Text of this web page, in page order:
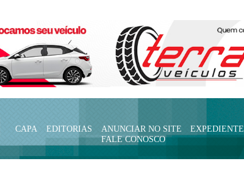
CAPA EDITORIAS ANUNCIAR NO SITE
EXPEDIENTE
FALE CONOSCO